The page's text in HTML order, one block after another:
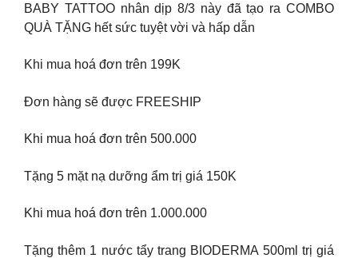
BABY TATTOO nhân dịp 8/3 này đã tạo ra COMBO
QUÀ TẶNG hết sức tuyệt vời và hấp dẫn
Khi mua hoá đơn trên 199K
Đơn hàng sẽ được FREESHIP
Khi mua hoá đơn trên 500.000
Tặng 5 mặt nạ dưỡng ẩm trị giá 150K
Khi mua hoá đơn trên 1.000.000
Tặng thêm 1 nước tẩy trang BIODERMA 500ml trị giá